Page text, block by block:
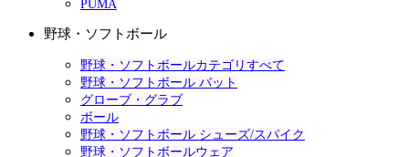
PUMA
野球・ソフトボール
野球・ソフトボールカテゴリすべて
野球・ソフトボール バット
グローブ・グラブ
ボール
野球・ソフトボール シューズ/スパイク
野球・ソフトボールウェア